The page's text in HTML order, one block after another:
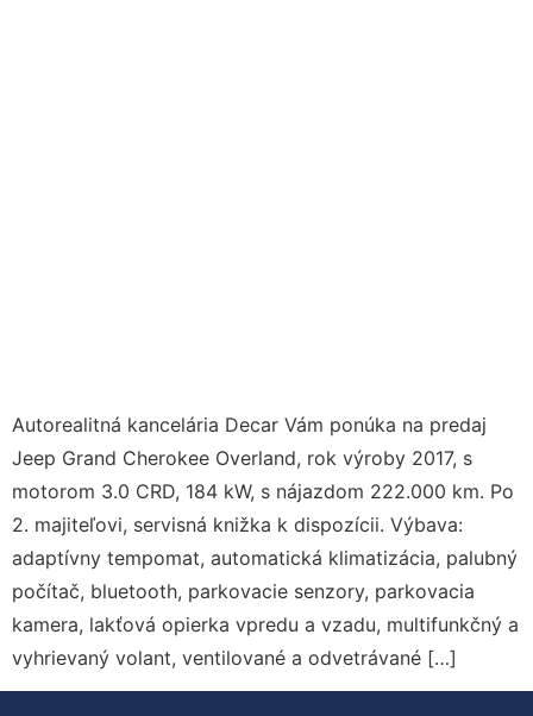
Autorealitná kancelária Decar Vám ponúka na predaj
Jeep Grand Cherokee Overland, rok výroby 2017, s
motorom 3.0 CRD, 184 kW, s nájazdom 222.000 km. Po
2. majiteľovi, servisná knižka k dispozícii. Výbava:
adaptívny tempomat, automatická klimatizácia, palubný
počítač, bluetooth, parkovacie senzory, parkovacia
kamera, lakťová opierka vpredu a vzadu, multifunkčný a
vyhrievaný volant, ventilované a odvetrávané […]